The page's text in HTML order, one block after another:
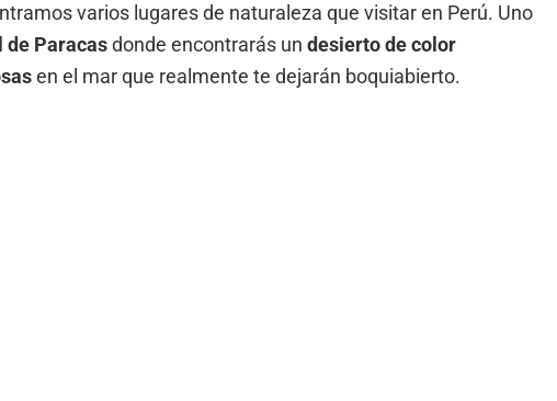
varios lugares de naturaleza que visitar en Perú. Uno
de Paracasdonde encontrarás un desierto de color
en el mar que realmente te dejarán boquiabierto.